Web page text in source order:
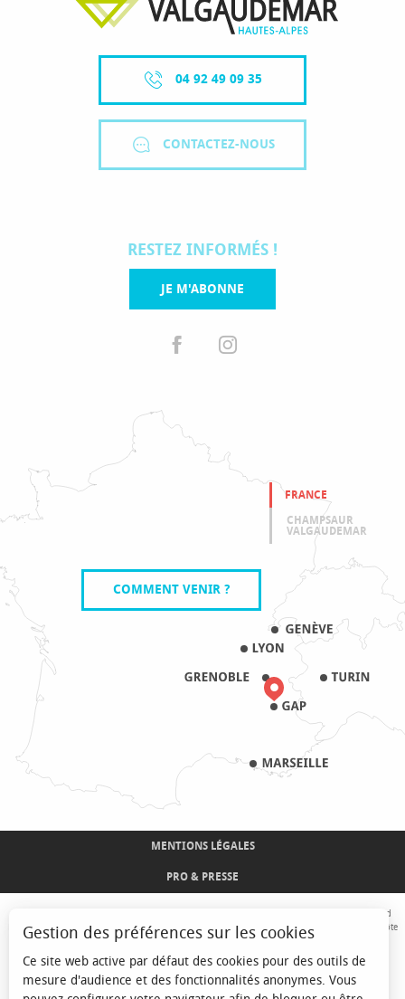
04 92 49 09 35
CONTACTEZ-NOUS
RESTEZ INFORMÉS !
JE M'ABONNE
FRANCE
CHAMPSAUR
VALGAUDEMAR
COMMENT VENIR ?
MENTIONS LÉGALES
PRO & PRESSE
Avec le concours de l'Union Européenne. L'Europe s'engage sur le Massif Alpin avec le fond
Européen de Développement Régional. Co-financé par le Conseil Régional Provence-Alpes-Côte
d'Azur et l'Etat, Commissariat Général des Territoires - FNADT - CIMA
Gestion des préférences sur les cookies
Ce site web active par défaut des cookies pour des outils de
mesure d'audience et des fonctionnalités anonymes. Vous